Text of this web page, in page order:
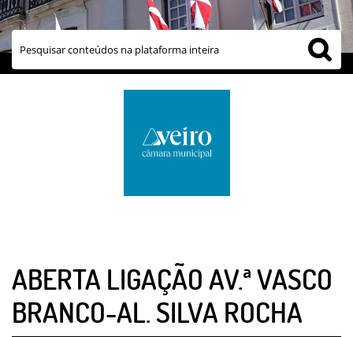
links úteis
ABERTA LIGAÇÃO AV.ª VASCO
BRANCO-AL. SILVA ROCHA